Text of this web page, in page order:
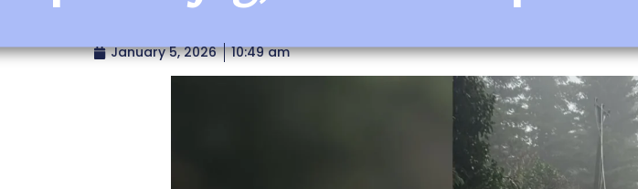
January 5, 2026 10:49 am